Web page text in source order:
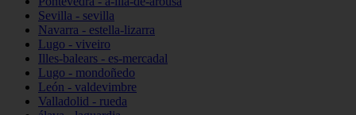
Sevilla - sevilla
Navarra - estella-lizarra
Lugo - viveiro
Illes-balears - es-mercadal
Lugo - mondoñedo
León - valdevimbre
Valladolid - rueda